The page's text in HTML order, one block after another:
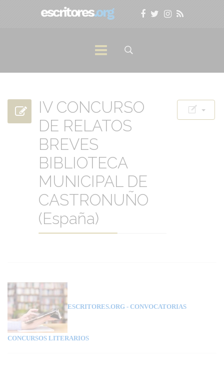
IV CONCURSO
DE RELATOS
BREVES
BIBLIOTECA
MUNICIPAL DE
CASTRONUÑO
(España)
ESCRITORES.ORG - CONVOCATORIAS
CONCURSOS LITERARIOS